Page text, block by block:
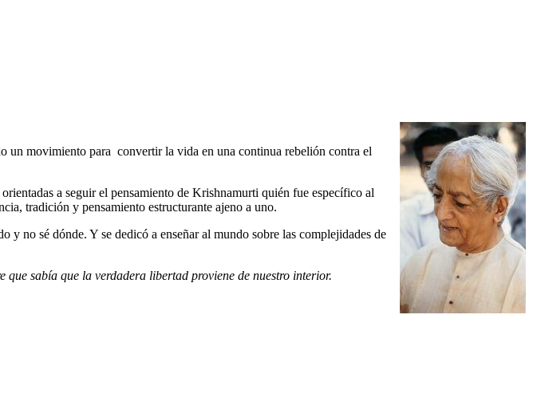
un movimiento para convertir la vida en una continua rebelión contra el
a seguir el pensamiento de Krishnamurti quién fue específico al
tradición y pensamiento estructurante ajeno a uno.
y no sé dónde. Y se dedicó a enseñar al mundo sobre las complejidades de
sabía que la verdadera libertad proviene de nuestro interior.